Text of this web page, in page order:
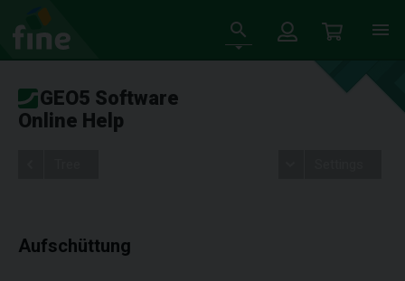
GEO5 Software
Online Help
Aufschüttung